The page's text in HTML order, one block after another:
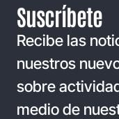
Suscríbete
Recibe las
nuestros
sobre
medio de